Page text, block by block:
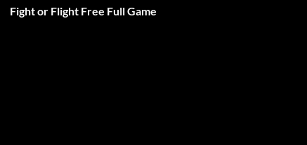
Fight or Flight Free Full Game